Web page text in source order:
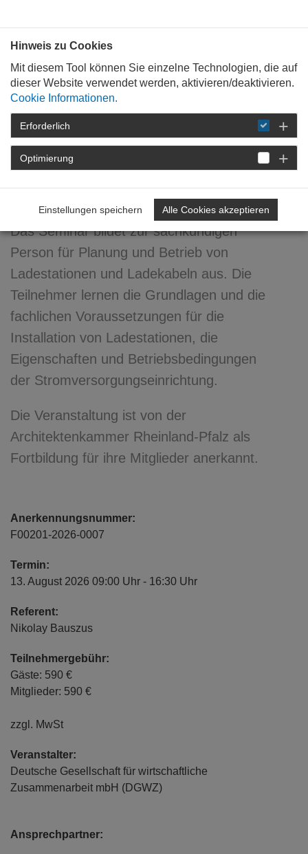
STARTSEITE DETAIL
Das Seminar bildet zur sachkundigen
Person für Planung und Betrieb von
Ladestationen und Ladekabeln aus. Die
Teilnehmer lernen die Grundlagen und die
fachlichen Voraussetzungen für die
Installation von Ladestationen, die
Eigenschaften und Betriebsbedingungen
der Stromversorgungseinrichtung.
Die Veranstaltung ist von der
Architektenkammer Rheinland-Pfalz als
Fortbildung für ihre Mitglieder anerkannt.
Anerkennungsnummer:
F00201-2026-0007
Termin:
13. August 2026 09:00 Uhr - 16:30 Uhr
Referent:
Nikolay Bauszus
Teilnehmergebühr:
Gäste: 590 €
Mitglieder: 590 €
zzgl. MwSt
Veranstalter:
Deutsche Gesellschaft für wirtschaftliche
Zusammenarbeit mbH (DGWZ)
Ansprechpartner:
Hinweis zu Cookies
Mit diesem Tool können Sie einzelne Technologien, die auf
dieser Website verwendet werden, aktivieren/deaktivieren.
Cookie Informationen.
Erforderlich
Optimierung
Einstellungen speichern Alle Cookies akzeptieren